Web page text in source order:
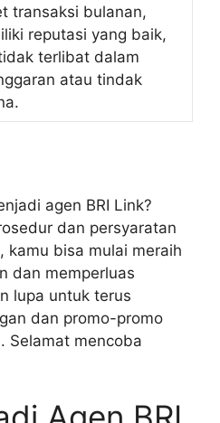
transaksi bulanan,
reputasi yang baik,
terlibat dalam
atau tindak
agen BRI Link?
dan persyaratan
kamu bisa mulai meraih
dan memperluas
lupa untuk terus
dan promo-promo
Selamat mencoba